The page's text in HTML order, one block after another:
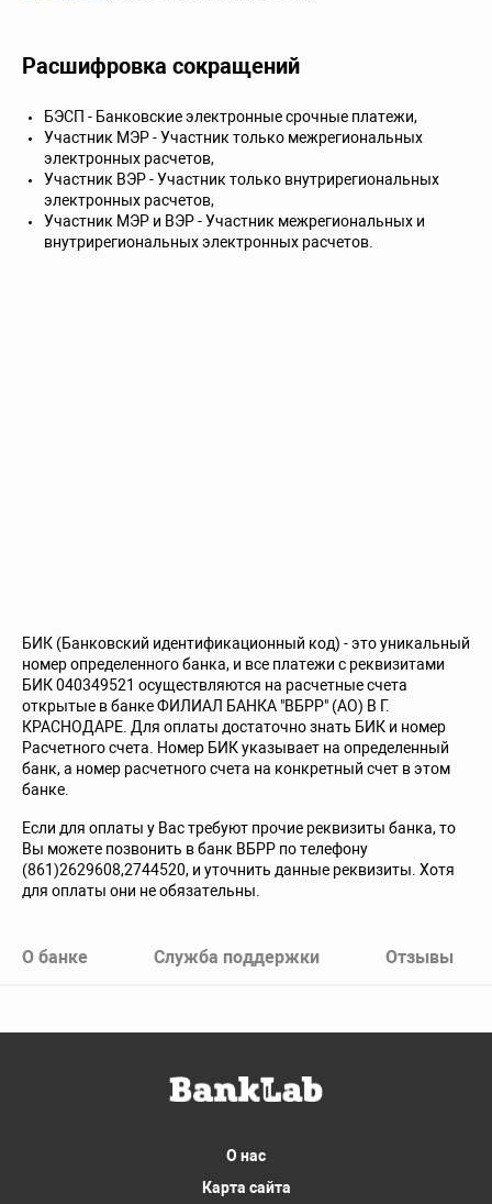
Расшифровка сокращений
БЭСП - Банковские электронные срочные платежи,
Участник МЭР - Участник только межрегиональных
электронных расчетов,
Участник ВЭР - Участник только внутрирегиональных
электронных расчетов,
Участник МЭР и ВЭР - Участник межрегиональных и
внутрирегиональных электронных расчетов.
БИК (Банковский идентификационный код) - это уникальный
номер определенного банка, и все платежи с реквизитами
БИК 040349521 осуществляются на расчетные счета
открытые в банке ФИЛИАЛ БАНКА "ВБРР" (АО) В Г.
КРАСНОДАРЕ. Для оплаты достаточно знать БИК и номер
Расчетного счета. Номер БИК указывает на определенный
банк, а номер расчетного счета на конкретный счет в этом
банке.
Если для оплаты у Вас требуют прочие реквизиты банка, то
Вы можете позвонить в банк ВБРР по телефону
(861)2629608,2744520, и уточнить данные реквизиты. Хотя
для оплаты они не обязательны.
О банке Служба поддержки Отзывы
О нас
Карта сайта